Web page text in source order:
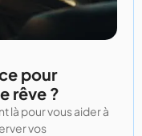
pour
rêve ?
là pour vous aider à
vos